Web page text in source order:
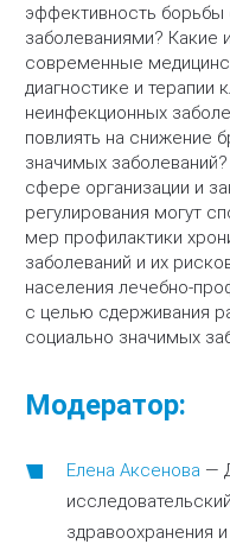
эффективность
заболеваниями? Какие
современные
диагностике и терапии
неинфекционных
повлиять на снижение
значимых
сфере организации и
регулирования могут
мер профилактики
заболеваний и их
населения лечебно-
с целью сдерживания
социально значимых
Модератор:
Елена Аксенова —
здравоохранения